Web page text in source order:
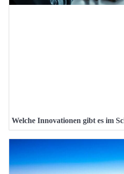
Welche Innovationen gibt es im